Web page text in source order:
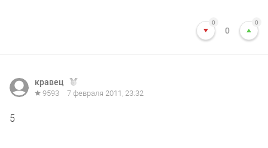
0
0
0
кравец
9593 7 февраля 2011, 23:32
5